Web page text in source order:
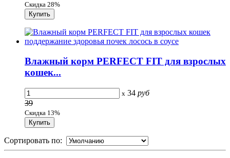
Скидка 28%
Влажный корм PERFECT FIT для взрослых
кошек...
x 34 руб
39
Скидка 13%
Сортировать по: